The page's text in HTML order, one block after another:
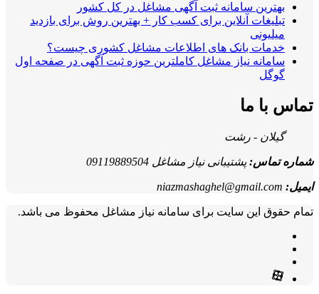
بهترین سامانه ثبت آگهی مشاغل در کل کشور
تبلیغات آنلاین برای کسب کار + بهترین روش برای بازدید
میلیونی
خدمات بانک های اطلاعات مشاغل کشوری چیست؟
سامانه نیاز مشاغل کاملترین حوزه ثبت آگهی در صفحه اول
گوگل
تماس با ما
گیلان - رشت
شماره تماس:پشتیبانی نیاز مشاغل 09119889504
ایمیل: niazmashaghel@gmail.com
تمام حقوق این سایت برای سامانه نیاز مشاغل محفوظ می باشد.